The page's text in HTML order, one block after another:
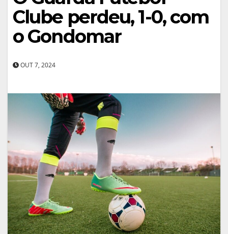
Clube perdeu, 1-0, com
o Gondomar
OUT 7, 2024